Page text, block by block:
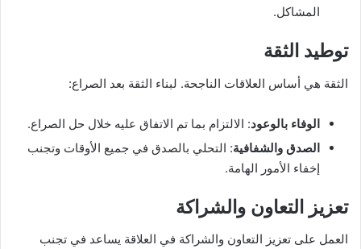
المشاكل.
توطيد الثقة
الثقة هي أساس العلاقات الناجحة. لبناء الثقة بعد الصراع:
الوفاء بالوعود: الالتزام بما تم الاتفاق عليه خلال حل الصراع.
الصدق والشفافية: التحلي بالصدق في جميع الأوقات وتجنب
إخفاء الأمور الهامة.
تعزيز التعاون والشراكة
العمل على تعزيز التعاون والشراكة في العلاقة يساعد في تجنب